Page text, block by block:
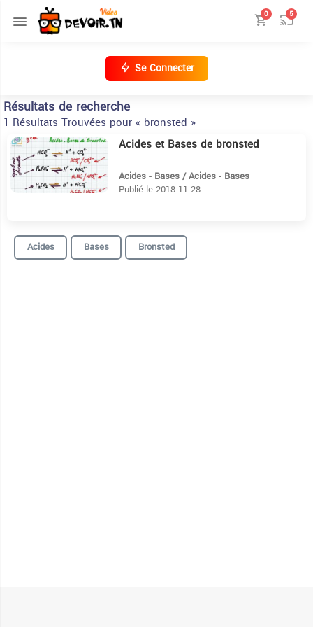
0 5
Se Connecter
Résultats de recherche
1 Résultats Trouvées pour « bronsted »
11:19 Acides et Bases de bronsted
Acides - Bases / Acides - Bases
Publié le 2018-11-28
Acides Bases Bronsted